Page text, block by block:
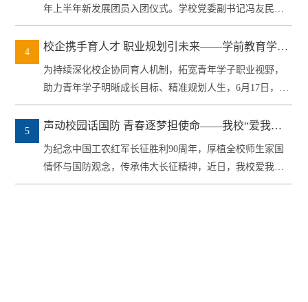
年上半年新发展团员入团仪式。学校党委副书记冯友民出
席仪式并讲...
4
校企携手育人才 职业规划引未来——学前教育学院
开展企业家进校园专题讲座
为持续深化校企协同育人机制，拓宽青年学子职业视野，
助力青年学子明晰成长目标、精准规划人生，6月17日，学
前教育学院...
5
声动校园话国防 青春逐梦担使命——我校“爱我国
防”主题演讲比赛圆满落幕
为纪念中国工农红军长征胜利90周年，厚植全校师生家国
情怀与国防观念，传承伟大长征精神，近日，我校爱我国
防，强国有...